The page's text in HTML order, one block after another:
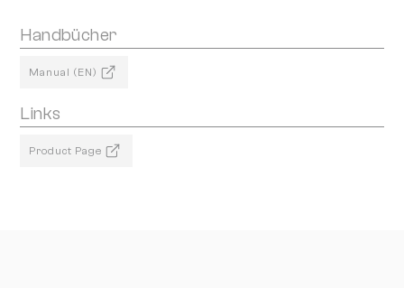
Handbücher
Manual (EN)
Links
Product Page